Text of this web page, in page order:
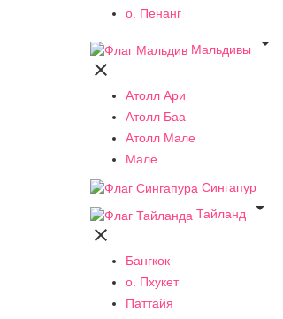
о. Пенанг
Мальдивы


Атолл Ари
Атолл Баа
Атолл Мале
Мале
Сингапур
Тайланд


Бангкок
о. Пхукет
Паттайя